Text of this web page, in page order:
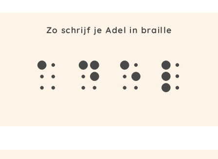
Zo schrijf je Adel in braille
a d e l